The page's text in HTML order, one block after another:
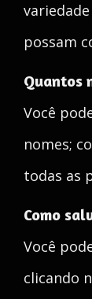
possam
Quantos
Você
nomes;
todas as
Como
Você
clicando